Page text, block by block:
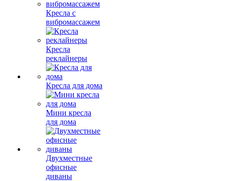
Кресла с
вибромассажем
Кресла
реклайнеры
Кресла для дома
Мини кресла
для дома
Двухместные
офисные
диваны